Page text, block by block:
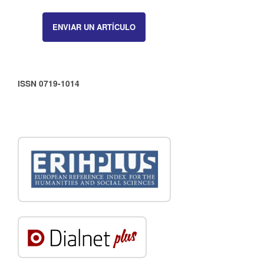
ENVIAR UN ARTÍCULO
ISSN 0719-1014